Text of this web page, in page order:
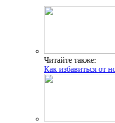
Читайте также:
Как избавиться от